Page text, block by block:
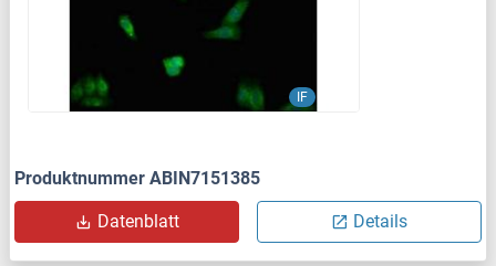
IF
Produktnummer ABIN7151385
Datenblatt Details